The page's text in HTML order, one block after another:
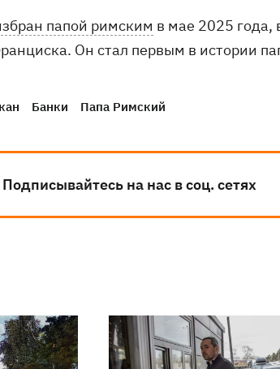
папой римским в мае 2025 года,
Он стал первым в истории
Банки Папа Римский
Подписывайтесь на нас в соц. сетях